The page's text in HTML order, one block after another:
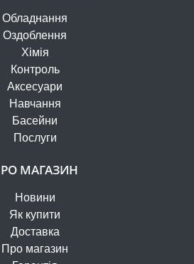
Обладнання
Оздоблення
Хімія
Контроль
Аксесуари
Навчання
Басейни
Послуги
МАГАЗИН
Новини
Як купити
Доставка
Про магазин